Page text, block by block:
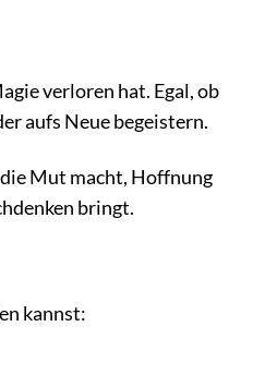
verloren hat. Egal, ob
aufs Neue begeistern.
die Mut macht, Hoffnung
bringt.
kannst: